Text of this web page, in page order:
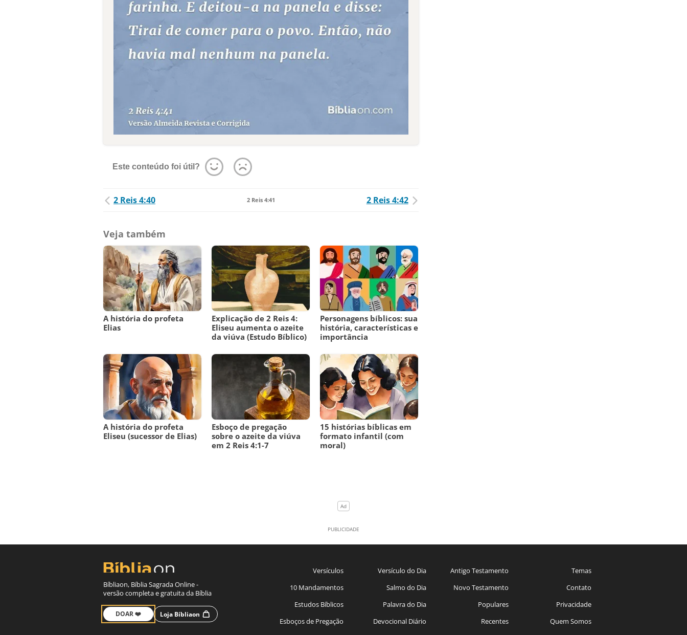
Este conteúdo foi útil?
2 Reis 4:40 2 Reis 4:41 2 Reis 4:42
Veja também
A história do profeta
Elias
Explicação de 2 Reis 4:
Eliseu aumenta o azeite
da viúva (Estudo Bíblico)
Personagens bíblicos: sua
história, características e
importância
A história do profeta
Eliseu (sucessor de Elias)
Esboço de pregação
sobre o azeite da viúva
em 2 Reis 4:1-7
15 histórias bíblicas em
formato infantil (com
moral)
Bíbliaon, Bíblia Sagrada Online -
versão completa e gratuita da Bíblia
DOAR ❤️ Loja Bíbliaon
Versículos
10 Mandamentos
Estudos Bíblicos
Esboços de Pregação
Versículo do Dia
Salmo do Dia
Palavra do Dia
Devocional Diário
Antigo Testamento
Novo Testamento
Populares
Recentes
Temas
Contato
Privacidade
Quem Somos